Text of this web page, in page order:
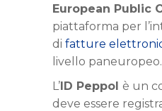
European Public
piattaforma per
di fatture
livello paneuropeo.
L’ID Peppol è un
deve essere